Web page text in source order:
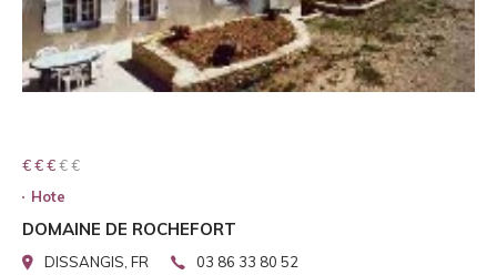
€ € € € €
€ € €
Hote
DOMAINE DE ROCHEFORT
DISSANGIS, FR 03 86 33 80 52